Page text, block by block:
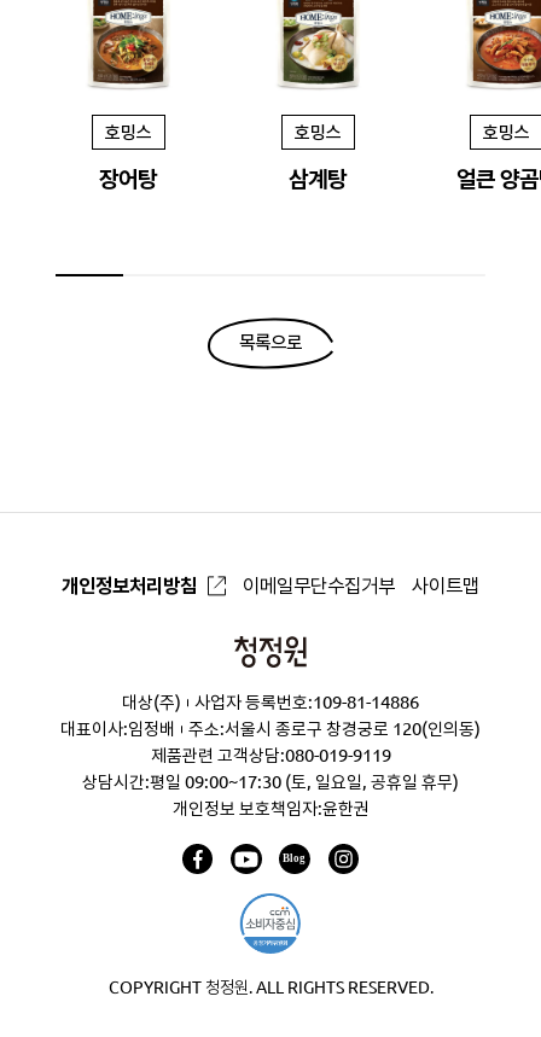
호밍스
장어탕
호밍스
삼계탕
호밍스
얼큰 양
목록으로
개인정보처리방침 이메일무단수집거부 사이트맵
청
원
대상(주)
사업자 등록번호:109-81-14886
대표이사:임정배
주소:서울시 종로구 창경궁로 120(인의동)
제품관련 고객상담:080-019-9119
상담시간:평일 09:00~17:30 (토, 일요일, 공휴일 휴무)
개인정보 보호책임자:윤한권
COPYRIGHT 청정원. ALL RIGHTS RESERVED.